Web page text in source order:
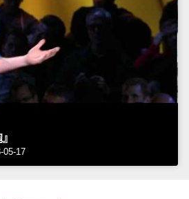
05-17